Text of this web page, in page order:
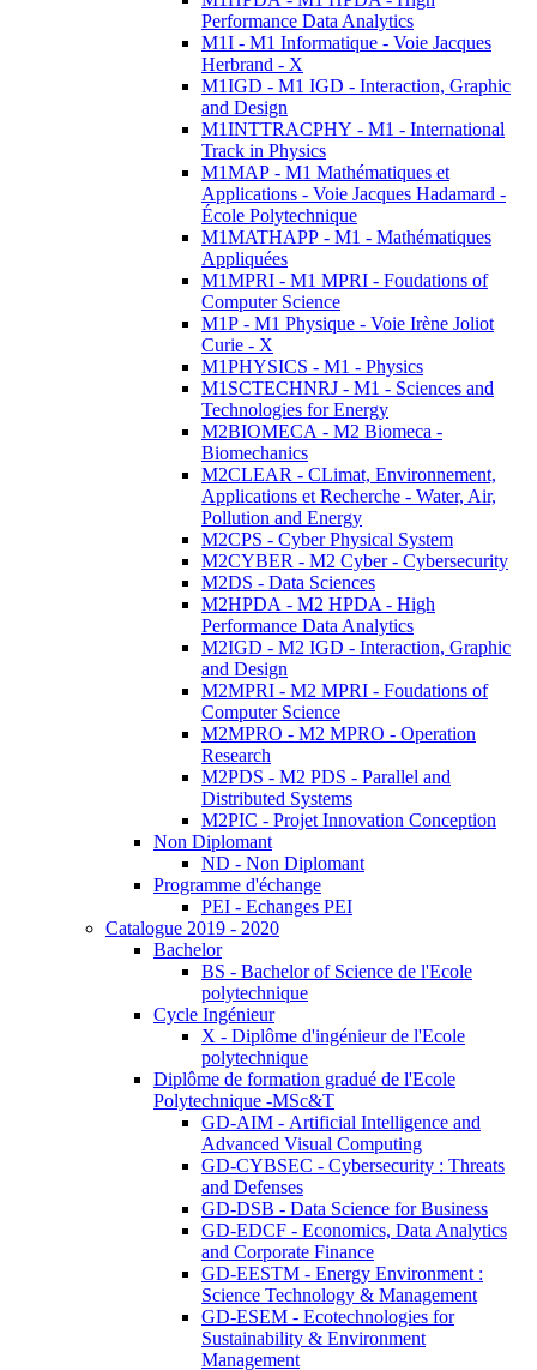
Performance Data Analytics
M1I - M1 Informatique - Voie Jacques
Herbrand - X
M1IGD - M1 IGD - Interaction, Graphic
and Design
M1INTTRACPHY - M1 - International
Track in Physics
M1MAP - M1 Mathématiques et
Applications - Voie Jacques Hadamard -
École Polytechnique
M1MATHAPP - M1 - Mathématiques
Appliquées
M1MPRI - M1 MPRI - Foudations of
Computer Science
M1P - M1 Physique - Voie Irène Joliot
Curie - X
M1PHYSICS - M1 - Physics
M1SCTECHNRJ - M1 - Sciences and
Technologies for Energy
M2BIOMECA - M2 Biomeca -
Biomechanics
M2CLEAR - CLimat, Environnement,
Applications et Recherche - Water, Air,
Pollution and Energy
M2CPS - Cyber Physical System
M2CYBER - M2 Cyber - Cybersecurity
M2DS - Data Sciences
M2HPDA - M2 HPDA - High
Performance Data Analytics
M2IGD - M2 IGD - Interaction, Graphic
and Design
M2MPRI - M2 MPRI - Foudations of
Computer Science
M2MPRO - M2 MPRO - Operation
Research
M2PDS - M2 PDS - Parallel and
Distributed Systems
M2PIC - Projet Innovation Conception
Non Diplomant
ND - Non Diplomant
Programme d'échange
PEI - Echanges PEI
Catalogue 2019 - 2020
Bachelor
BS - Bachelor of Science de l'Ecole
polytechnique
Cycle Ingénieur
X - Diplôme d'ingénieur de l'Ecole
polytechnique
Diplôme de formation gradué de l'Ecole
Polytechnique -MSc&T
GD-AIM - Artificial Intelligence and
Advanced Visual Computing
GD-CYBSEC - Cybersecurity : Threats
and Defenses
GD-DSB - Data Science for Business
GD-EDCF - Economics, Data Analytics
and Corporate Finance
GD-EESTM - Energy Environment :
Science Technology & Management
GD-ESEM - Ecotechnologies for
Sustainability & Environment
Management